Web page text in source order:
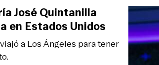
a Los Ángeles para tener
José Quintanilla
en Estados Unidos